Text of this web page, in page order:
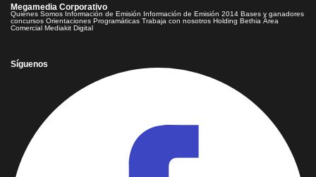
Megamedia Corporativo
Quienes Somos Información de Emisión Información de Emisión 2014 Bases y ganadores
concursos Orientaciones Programáticas Trabaja con nosotros Holding Bethia Área
Comercial Mediakit Digital
Síguenos